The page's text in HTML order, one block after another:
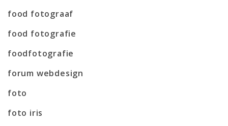
food fotograaf
food fotografie
foodfotografie
forum webdesign
foto
foto iris